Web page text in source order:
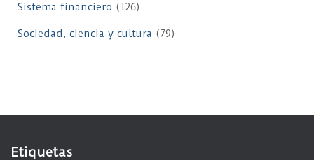
Sistema financiero (126)
Sociedad, ciencia y cultura (79)
Etiquetas